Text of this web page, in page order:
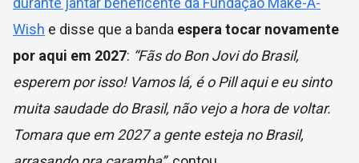
Wish e disse que a banda espera tocar novamente
por aqui em 2027: “Fãs do Bon Jovi do Brasil,
esperem por isso! Vamos lá, é o Pill aqui e eu sinto
muita saudade do Brasil, não vejo a hora de voltar.
Tomara que em 2027 a gente esteja no Brasil,